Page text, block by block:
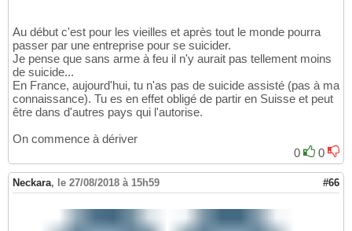
Au début c'est pour les vieilles et après tout le monde pourra
passer par une entreprise pour se suicider.
Je pense que sans arme à feu il n'y aurait pas tellement moins
de suicide...
En France, aujourd'hui, tu n'as pas de suicide assisté (pas à ma
connaissance). Tu es en effet obligé de partir en Suisse et peut
être dans d'autres pays qui l'autorise.
On commence à dériver
0
0
Neckara, le 27/08/2018 à 15h59 #66